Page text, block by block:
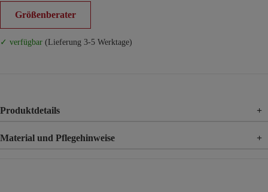
Größenberater
✓ verfügbar (Lieferung 3-5 Werktage)
Produktdetails +
Material und Pflegehinweise +